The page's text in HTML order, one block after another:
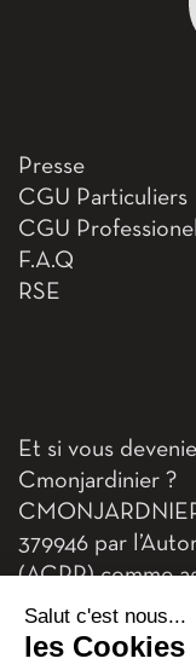
Salut c'est nous...
les Cookies
Presse
CGU Particuliers
CGU
F.A.Q
RSE
Et si vous
Cmonjardinier ?
379946 par
(ACPR) comme
paiement
dont le siège